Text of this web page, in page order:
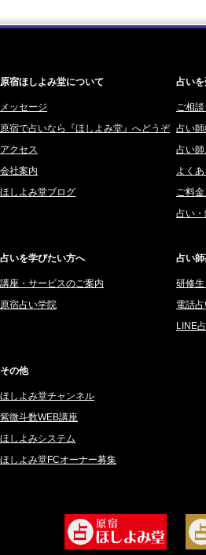
費される人だけが最後に泣く世界」 (芽
は自分を壊していく
橘メルロ (7)
鈴喜みわこ (8)
鯖ノ実 ソニン (19)
愛音ソナタ (16)
紫村 明世 (34)
サーペント (92)
さてら (94)
桜望巴千 (270)
綺咲みゆき (22)
比呂 酒井 (59)
ロザリン (157)
坂宮 鈴果 (82)
尾羽奈美海 (95)
2025年12月 (201)
2025年11月 (252)
2025年10月 (242)
2025年9月 (196)
2025年8月 (182)
2024年12月 (57)
2024年11月 (38)
2024年10月 (36)
2024年9月 (39)
2024年8月 (45)
2024年5月 (92)
原宿ほしよみ堂について
メッセージ
原宿で占いなら『ほしよみ堂』へどうぞ
アクセス
会社案内
ほしよみ堂ブログ
占い
ご相
占い
占い
よく
ご料
占い
占いを学びたい方へ
講座・サービスのご案内
原宿占い学院
占い
研修
電話
LINE
その他
ほしよみ堂チャンネル
紫微斗数WEB講座
ほしよみシステム
ほしよみ堂FCオーナー募集